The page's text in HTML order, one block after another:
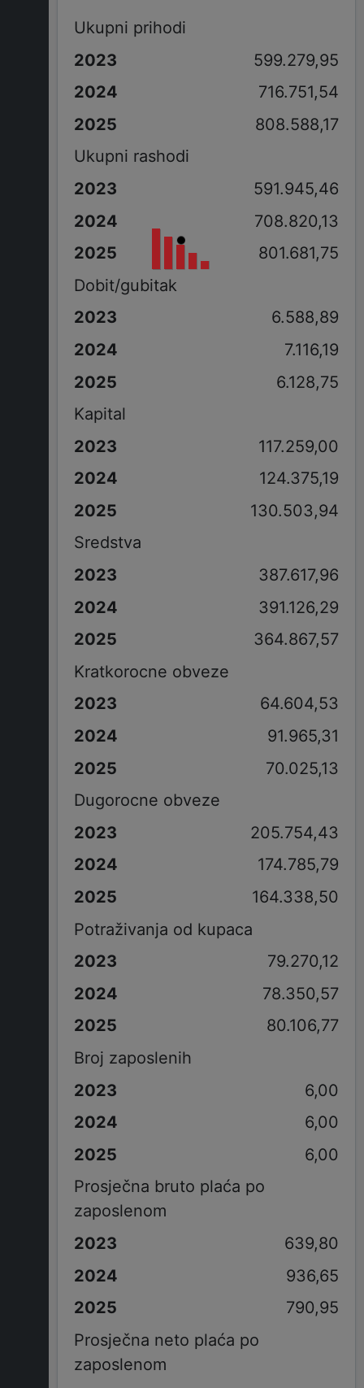
Ukupni prihodi
599.279,95
716.751,54
808.588,17
Ukupni rashodi
591.945,46
708.820,13
801.681,75
Dobit/gubitak
6.588,89
7.116,19
6.128,75
Kapital
117.259,00
124.375,19
130.503,94
Sredstva
387.617,96
391.126,29
364.867,57
Kratkorocne obveze
64.604,53
91.965,31
70.025,13
Dugorocne obveze
205.754,43
174.785,79
164.338,50
Potraživanja od kupaca
79.270,12
78.350,57
80.106,77
Broj zaposlenih
6,00
6,00
6,00
Prosječna bruto plaća po
zaposlenom
639,80
936,65
790,95
Prosječna neto plaća po
zaposlenom